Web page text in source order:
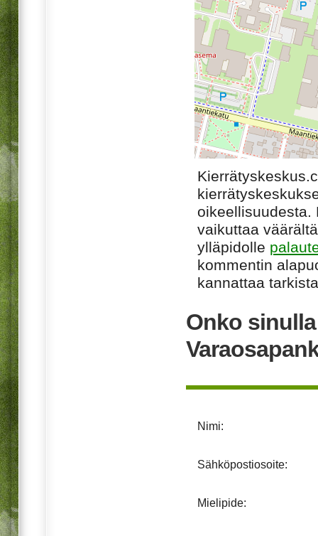
oikeellisuudesta.
vaikuttaa
ylläpidolle
kommentin
kannattaa
Onko
Nimi:
Sähköpostiosoite:
Mielipide: